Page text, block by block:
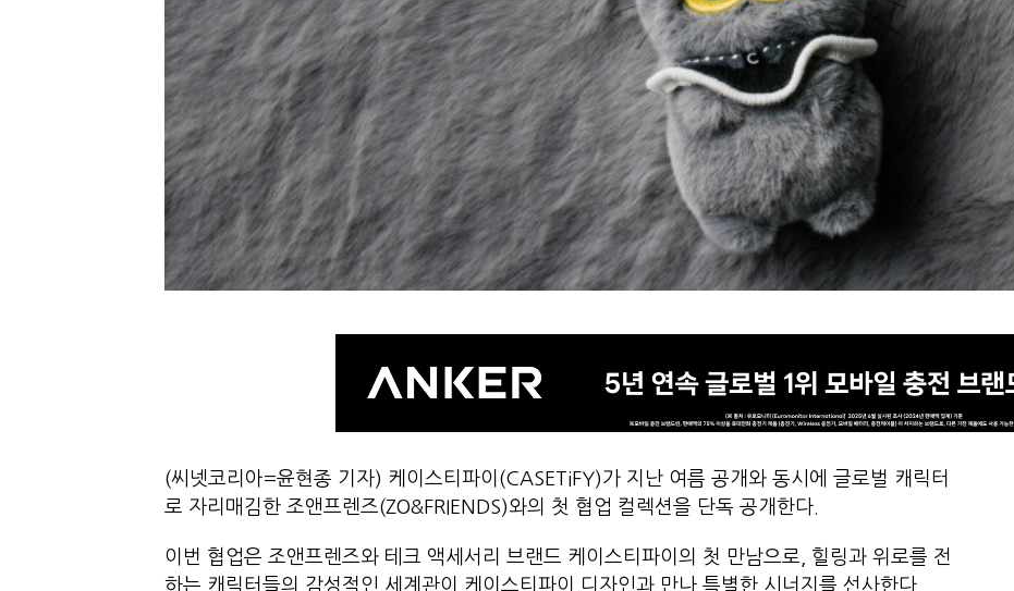
(씨넷코리아=윤현종 기자) 케이스티파이(CASETiFY)가 지난 여름 공개와 동시에 글로벌 캐릭터
로 자리매김한 조앤프렌즈(ZO&FRIENDS)와의 첫 협업 컬렉션을 단독 공개한다.
이번 협업은 조앤프렌즈와 테크 액세서리 브랜드 케이스티파이의 첫 만남으로, 힐링과 위로를 전
하는 캐릭터들의 감성적인 세계관이 케이스티파이 디자인과 만나 특별한 시너지를 선사한다.